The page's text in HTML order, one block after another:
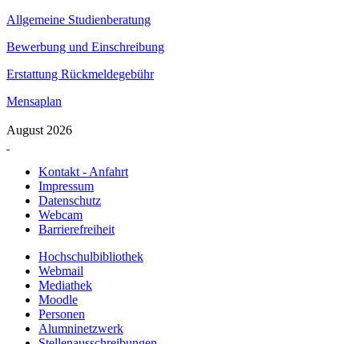
Allgemeine Studienberatung
Bewerbung und Einschreibung
Erstattung Rückmeldegebühr
Mensaplan
August 2026
Kontakt - Anfahrt
Impressum
Datenschutz
Webcam
Barrierefreiheit
Hochschulbibliothek
Webmail
Mediathek
Moodle
Personen
Alumninetzwerk